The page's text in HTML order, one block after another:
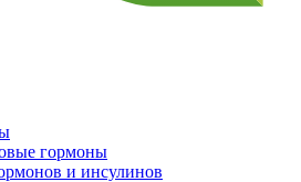
гормоны
и инсулинов